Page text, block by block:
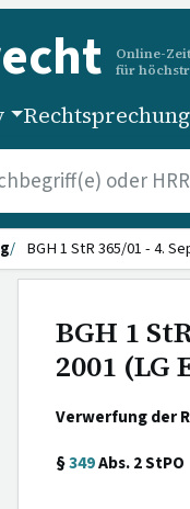
Online-
für
Rechtsprechung
BGH 1 StR 365/01 - 4.
BGH 1
2001 (LG
Verwerfung der
§349Abs. 2 StPO